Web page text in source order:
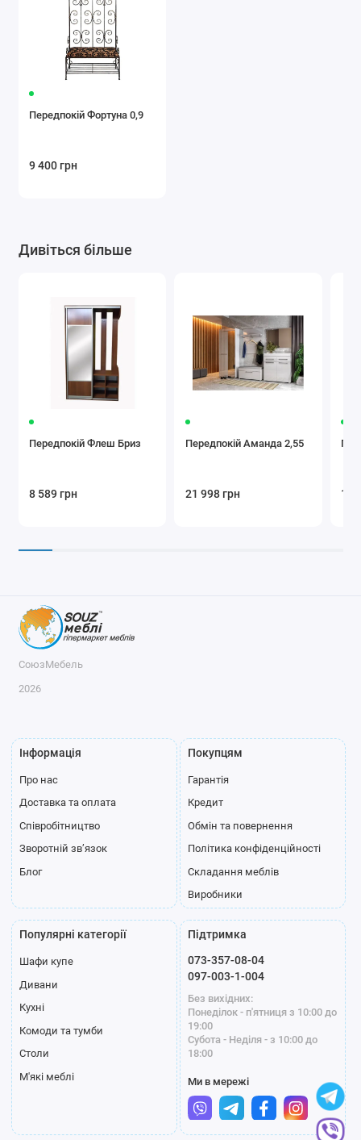
Передпокій Фортуна 0,9
9 400 грн
Дивіться більше
Передпокій Флеш Бриз
8 589 грн
Передпокій Аманда 2,55
21 998 грн 18
СоюзМебель
2026
Інформація
Про нас
Доставка та оплата
Співробітництво
Зворотній зв’язок
Блог
Покупцям
Гарантія
Кредит
Обмін та повернення
Політика конфіденційності
Складання меблів
Виробники
Популярні категорії
Шафи купе
Дивани
Кухні
Комоди та тумби
Столи
М'які меблі
Підтримка
073-357-08-04
097-003-1-004
Без вихідних:
Понеділок - п'ятниця з 10:00 до
19:00
Субота - Неділя - з 10:00 до
18:00
Ми в мережі